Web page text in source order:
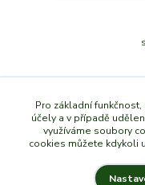
Pro základní
účely a v případě
využíváme soubory
cookies můžete kdykoli